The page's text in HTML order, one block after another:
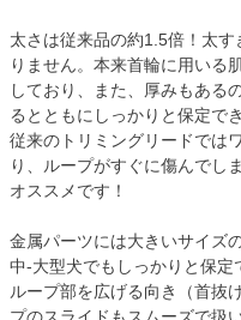
太さは従来品の約1.5倍！太
りません。本来首輪に用いる
しており、また、厚みもある
るとともにしっかりと保定でき
従来のトリミングリードでは
り、ループがすぐに傷んでし
オススメです！
金属パーツには大きいサイズ
中-大型犬でもしっかりと保定
ループ部を広げる向き（首抜